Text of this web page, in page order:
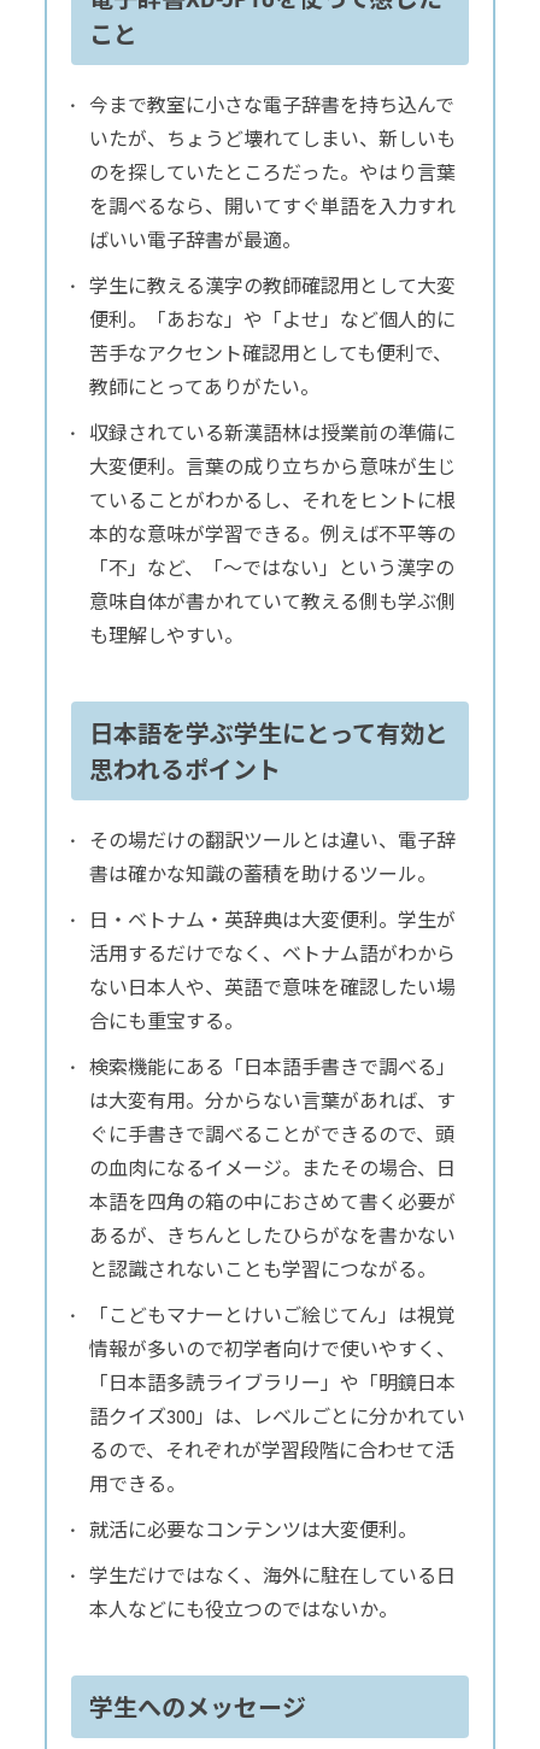
こと
今まで教室に小さな電子辞書を持ち込んで
いたが、ちょうど壊れてしまい、新しいも
のを探していたところだった。やはり言葉
を調べるなら、開いてすぐ単語を入力すれ
ばいい電子辞書が最適。
学生に教える漢字の教師確認用として大変
便利。「あおな」や「よせ」など個人的に
苦手なアクセント確認用としても便利で、
教師にとってありがたい。
収録されている新漢語林は授業前の準備に
大変便利。言葉の成り立ちから意味が生じ
ていることがわかるし、それをヒントに根
本的な意味が学習できる。例えば不平等の
「不」など、「～ではない」という漢字の
意味自体が書かれていて教える側も学ぶ側
も理解しやすい。
日本語を学ぶ学生にとって有効と
思われるポイント
その場だけの翻訳ツールとは違い、電子辞
書は確かな知識の蓄積を助けるツール。
日・ベトナム・英辞典は大変便利。学生が
活用するだけでなく、ベトナム語がわから
ない日本人や、英語で意味を確認したい場
合にも重宝する。
検索機能にある「日本語手書きで調べる」
は大変有用。分からない言葉があれば、す
ぐに手書きで調べることができるので、頭
の血肉になるイメージ。またその場合、日
本語を四角の箱の中におさめて書く必要が
あるが、きちんとしたひらがなを書かない
と認識されないことも学習につながる。
「こどもマナーとけいご絵じてん」は視覚
情報が多いので初学者向けで使いやすく、
「日本語多読ライブラリー」や「明鏡日本
語クイズ300」は、レベルごとに分かれてい
るので、それぞれが学習段階に合わせて活
用できる。
就活に必要なコンテンツは大変便利。
学生だけではなく、海外に駐在している日
本人などにも役立つのではないか。
学生へのメッセージ